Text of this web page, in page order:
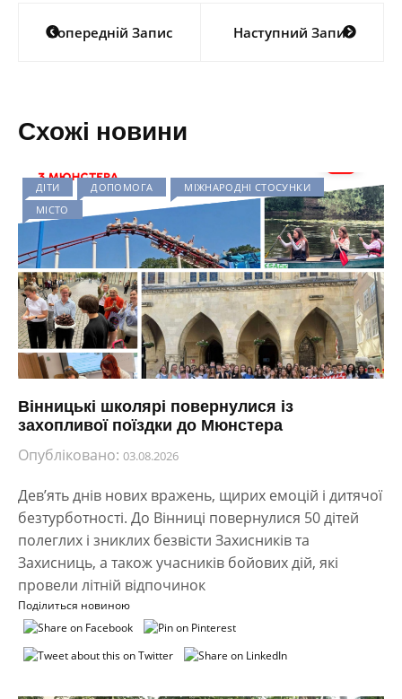
Навігація
записів
Попередній Запис Наступний Запис
Схожі новини
ДІТИ ДОПОМОГА
МІЖНАРОДНІ СТОСУНКИ
МІСТО
Вінницькі школярі повернулися із
захопливої поїздки до Мюнстера
Опубліковано: 03.08.2026
Дев’ять днів нових вражень, щирих емоцій і дитячої
безтурботності. До Вінниці повернулися 50 дітей
полеглих і зниклих безвісти Захисників та
Захисниць, а також учасників бойових дій, які
провели літній відпочинок
Поділиться новиною